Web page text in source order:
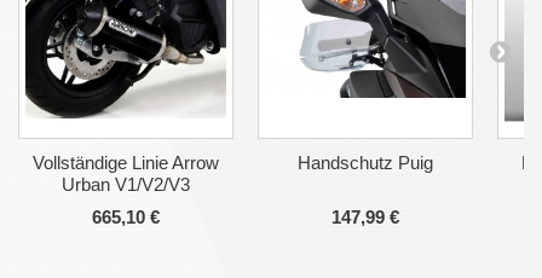
Vollständige Linie Arrow
Urban V1/V2/V3
665,10 €
Handschutz Puig
147,99 €